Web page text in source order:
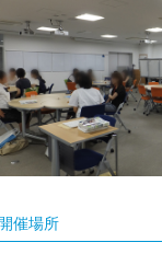
催場所